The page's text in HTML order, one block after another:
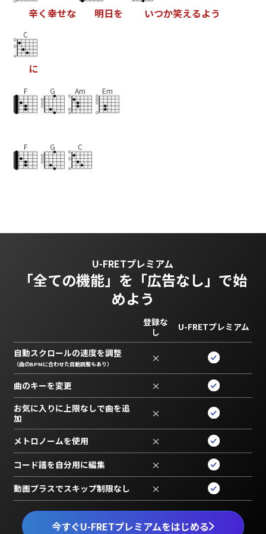
辛く幸せな 明日を いつか笑えるよう
C
に
F G Am Em
F G C
U-FRETプレミアム
「全ての機能」を 「広告なし」で始
めよう
今すぐU-FRETプレミアムをはじめる
登録な
し
U-FRETプレミアム
自動スクロールの速度を調整
（曲のBPMに合わせた自動調整もあり） ×
曲のキーを変更 ×
お気に入りに上限なしで曲を追
加
×
メトロノームを使用 ×
コード譜を自分用に編集 ×
動画プラスでスキップ制限なし ×